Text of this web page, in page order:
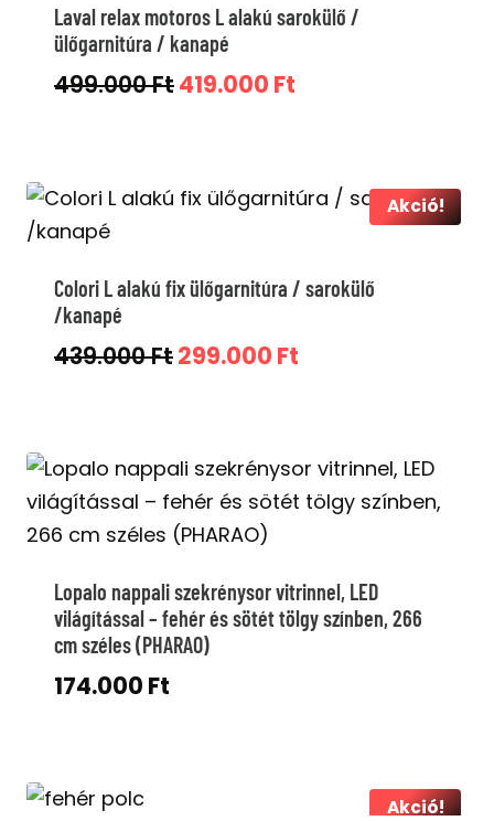
Laval relax motoros L alakú sarokülő /
ülőgarnitúra / kanapé
499.000FtOriginal
499.000 Ft.
419.000 Ft
419.000 Ft.Akció!
Colori L alakú fix ülőgarnitúra / sarokülő
/kanapé
439.000FtOriginal
439.000 Ft.
299.000 Ft
299.000 Ft.
Lopalo nappali szekrénysor vitrinnel, LED
világítással – fehér és sötét tölgy színben, 266
cm széles (PHARAO)
174.000 Ft
Akció!